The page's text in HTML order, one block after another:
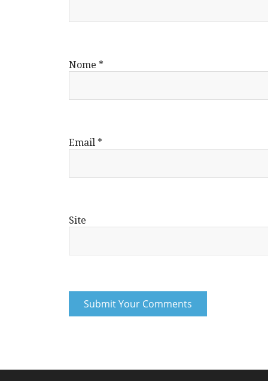
Nome *
Email *
Site